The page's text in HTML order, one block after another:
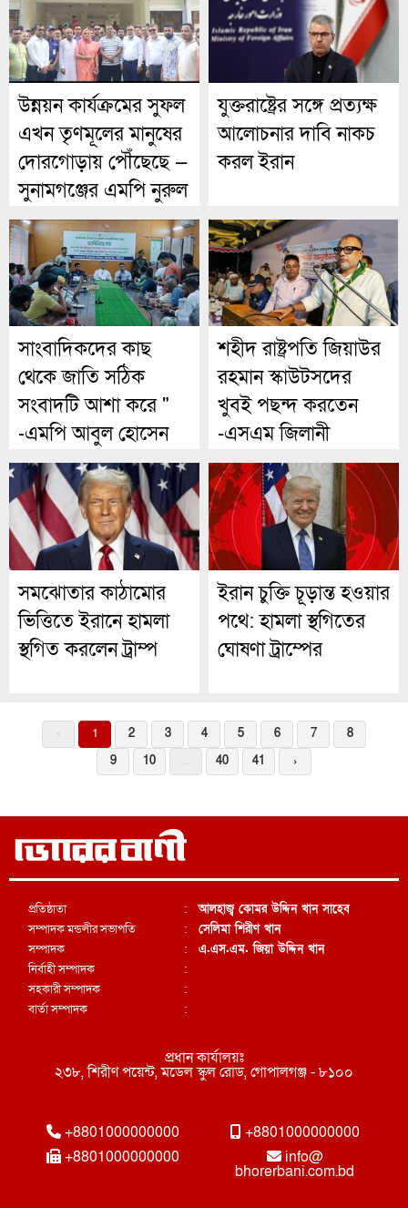
উন্নয়ন কার্যক্রমের সুফল
এখন তৃণমূলের মানুষের
দোরগোড়ায় পৌঁছেছে —
সুনামগঞ্জের এমপি নুরুল
ইসলাম নুরুল।
যুক্তরাষ্ট্রের সঙ্গে প্রত্যক্ষ
আলোচনার দাবি নাকচ
করল ইরান
সাংবাদিকদের কাছ
থেকে জাতি সঠিক
সংবাদটি আশা করে "
-এমপি আবুল হোসেন
খান
শহীদ রাষ্ট্রপতি জিয়াউর
রহমান স্কাউটসদের
খুবই পছন্দ করতেন
-এসএম জিলানী
সমঝোতার কাঠামোর
ভিত্তিতে ইরানে হামলা
স্থগিত করলেন ট্রাম্প
ইরান চুক্তি চূড়ান্ত হওয়ার
পথে: হামলা স্থগিতের
ঘোষণা ট্রাম্পের
‹ 1 2 3 4 5 6 7
8
9
10 ... 40 41 ›
প্রতিষ্ঠাতা
সম্পাদক মন্ডলীর সভাপতি
সম্পাদক
নির্বাহী সম্পাদক
সহকারী সম্পাদক
বার্তা সম্পাদক
:
:
:
:
:
:
আলহাজ্ব কোমর উদ্দিন খান সাহেব
সেলিমা শিরীণ খান
এ.এস.এম. জিয়া উদ্দিন খান
প্রধান কার্যালয়ঃ
২৩৮, শিরীণ পয়েন্ট, মডেল স্কুল রোড, গোপালগঞ্জ - ৮১০০
+8801000000000
+8801000000000
+8801000000000
info@
bhorerbani.com.bd